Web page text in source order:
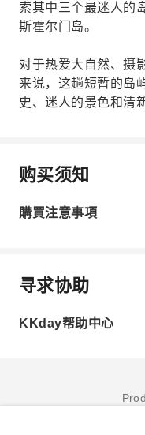
索其中三个最迷人
斯霍尔门岛。
对于热爱大自然、摄
来说，这趟短暂的岛
史、迷人的景色和清
购买须知
購買注意事項
寻求协助
KKday帮助中心